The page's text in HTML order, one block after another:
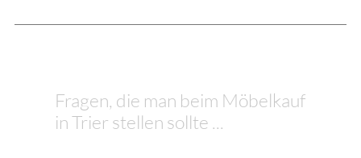
Fragen, die man beim Möbelkauf
in Trier stellen sollte ...